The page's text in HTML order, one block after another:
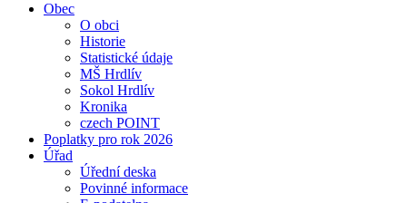
Obec
O obci
Historie
Statistické údaje
MŠ Hrdlív
Sokol Hrdlív
Kronika
czech POINT
Poplatky pro rok 2026
Úřad
Úřední deska
Povinné informace